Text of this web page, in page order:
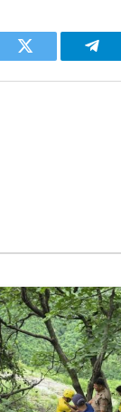
Twitter